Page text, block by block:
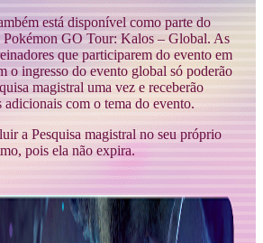
está disponível como parte do
Pokémon GO Tour: Kalos – Global. As
que participarem do evento em
o ingresso do evento global só poderão
magistral uma vez e receberão
adicionais com o tema do evento.
a Pesquisa magistral no seu próprio
pois ela não expira.